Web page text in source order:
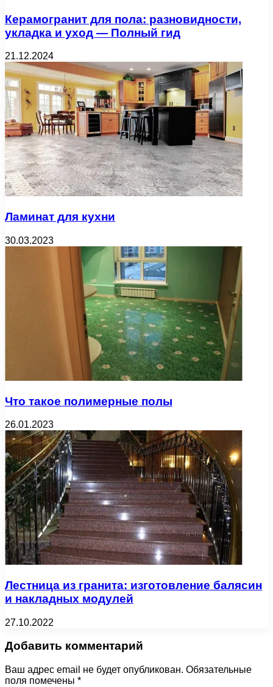
Керамогранит для пола: разновидности,
укладка и уход — Полный гид
21.12.2024
Ламинат для кухни
30.03.2023
Что такое полимерные полы
26.01.2023
Лестница из гранита: изготовление балясин
и накладных модулей
27.10.2022
Добавить комментарий
Ваш адрес email не будет опубликован. Обязательные
поля помечены *